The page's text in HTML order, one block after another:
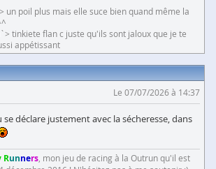
un poil plus mais elle suce bien quand même la
tinkiete flan c juste qu'ils sont jaloux que je te
appétissant
Le 07/07/2026 à 14:37
se déclare justement avec la sécheresse, dans
Runners, mon jeu de racing à la Outrun qu'il est